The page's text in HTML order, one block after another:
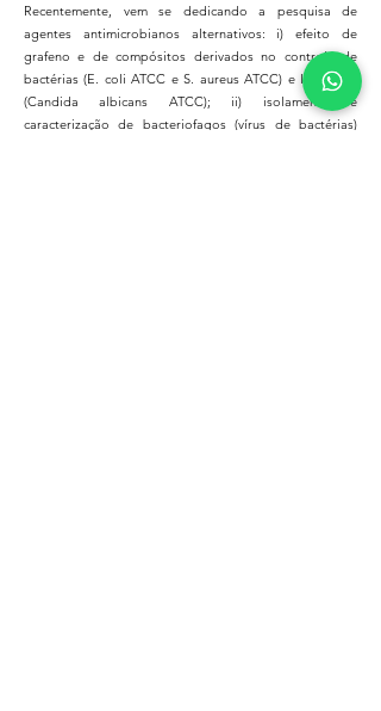
Recentemente, vem se dedicando a pesquisa de
agentes antimicrobianos alternativos: i) efeito de
grafeno e de compósitos derivados no controle de
bactérias (E. coli ATCC e S. aureus ATCC) e leveduras
(Candida albicans ATCC); ii) isolamento e
caracterização de bacteriofagos (vírus de bactérias)